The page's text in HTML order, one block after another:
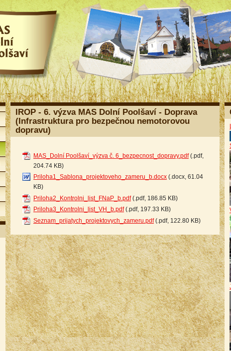
IROP - 6. výzva MAS Dolní Poolšaví - Doprava
(Infrastruktura pro bezpečnou nemotorovou
dopravu)
MAS_Dolní Poolšaví_výzva č. 6_bezpecnost_dopravy.pdf(.pdf,
204.74 KB)
Priloha1_Sablona_projektoveho_zameru_b.docx (.docx, 61.04
KB)
Priloha2_Kontrolni_list_FNaP_b.pdf(.pdf, 186.85 KB)
Priloha3_Kontrolni_list_VH_b.pdf(.pdf, 197.33 KB)
Seznam_prijatych_projektovych_zameru.pdf(.pdf, 122.80 KB)